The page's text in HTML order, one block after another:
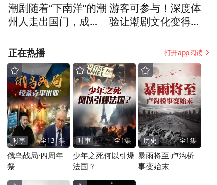
会出山。七品县官勿犯难，三公九卿也好
攀”。
潮剧随着“下南洋”的潮
州人走出国门，成为
带
游客可参与！深度体
验让潮剧文化变得可
正在热播 打开app阅读
时事 全131集
俄乌战局·四周年
祭
时事 全1集
少年之死何以引爆
法国？
历史 全1集
暴雨将至·卢沟桥
事变始末